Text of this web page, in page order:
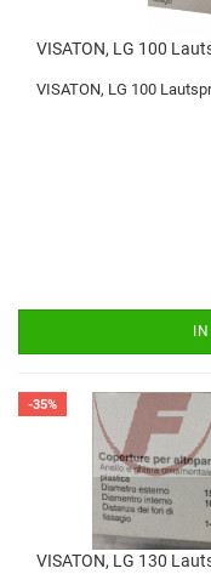
VISATON, LG 100
VISATON, LG 100
-35%
VISATON, LG 130